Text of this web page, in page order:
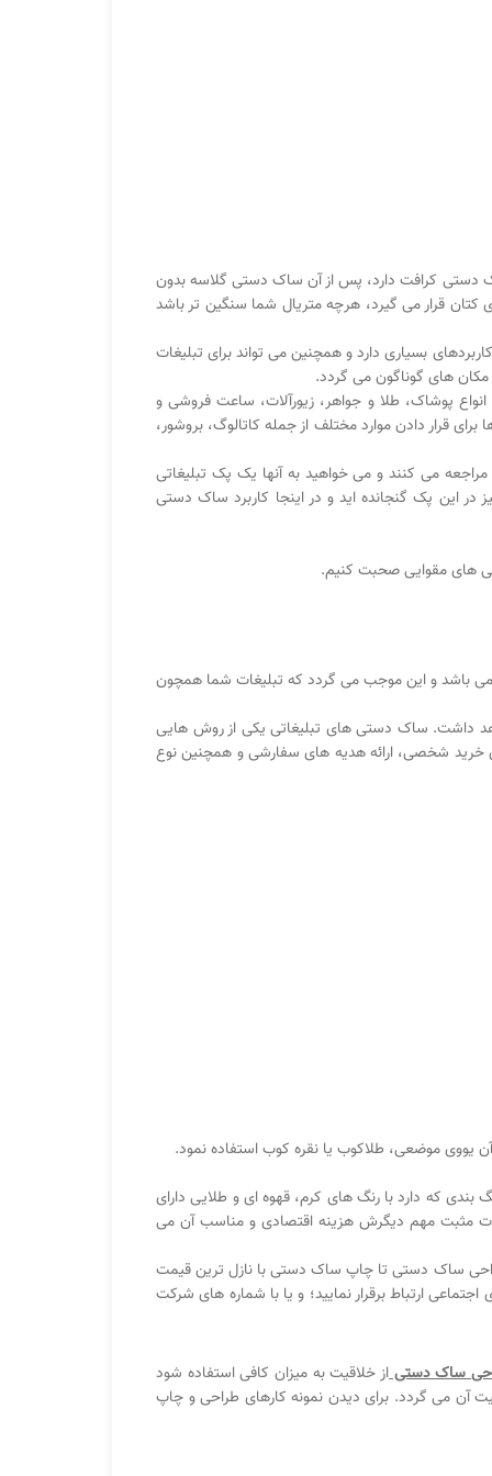
دستی کرافت دارد، پس از آن ساک دستی گلاسه بدون
قرار می گیرد، هرچه متریال شما سنگین تر باشد
بسیاری دارد و همچنین می تواند برای تبلیغات
های گوناگون می گردد.
پوشاک، طلا و جواهر، زیورآلات، ساعت فروشی و
قرار دادن موارد مختلف از جمله کاتالوگ، بروشور،
می کنند و می خواهید به آنها یک پک تبلیغاتی
در این پک گنجانده اید و در اینجا کاربرد ساک دستی
های مقوایی صحبت کنیم.
می باشد و این موجب می گردد که تبلیغات شما همچون
داشت. ساک دستی های تبلیغاتی یکی از روش هایی
خرید شخصی، ارائه هدیه های سفارشی و همچنین نوع
یووی موضعی، طلاکوب یا نقره کوب استفاده نمود.
که دارد با رنگ های کرم، قهوه ای و طلایی دارای
مثبت مهم دیگرش هزینه اقتصادی و مناسب آن می
ساک دستی تا چاپ ساک دستی با نازل ترین قیمت
ارتباط برقرار نمایید؛ و یا با شماره های شرکت
ساک دستیاز خلاقیت به میزان کافی استفاده شود
آن می گردد. برای دیدن نمونه کارهای طراحی و چاپ